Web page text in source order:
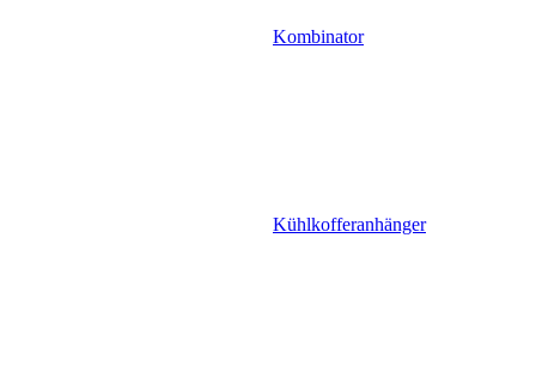
Kombinator
Kühlkofferanhänger